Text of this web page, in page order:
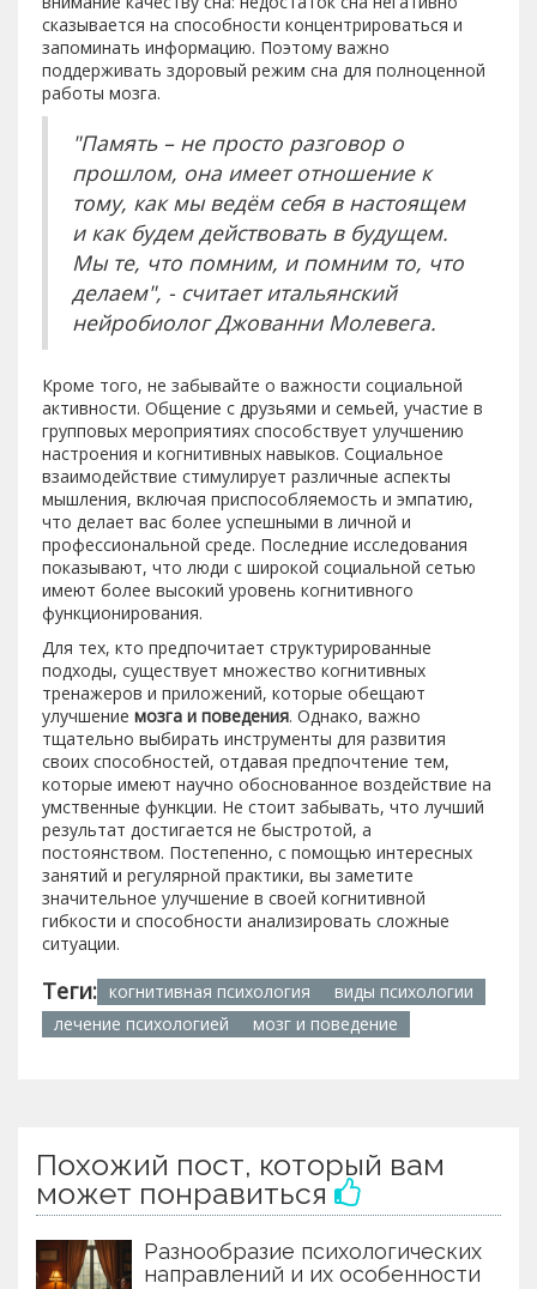
сказывается на способности концентрироваться и
запоминать информацию. Поэтому важно
поддерживать здоровый режим сна для полноценной
работы мозга.
"Память – не просто разговор о
прошлом, она имеет отношение к
тому, как мы ведём себя в настоящем
и как будем действовать в будущем.
Мы те, что помним, и помним то, что
делаем", - считает итальянский
нейробиолог Джованни Молевега.
Кроме того, не забывайте о важности социальной
активности. Общение с друзьями и семьей, участие в
групповых мероприятиях способствует улучшению
настроения и когнитивных навыков. Социальное
взаимодействие стимулирует различные аспекты
мышления, включая приспособляемость и эмпатию,
что делает вас более успешными в личной и
профессиональной среде. Последние исследования
показывают, что люди с широкой социальной сетью
имеют более высокий уровень когнитивного
функционирования.
Для тех, кто предпочитает структурированные
подходы, существует множество когнитивных
тренажеров и приложений, которые обещают
улучшение мозга и поведения. Однако, важно
тщательно выбирать инструменты для развития
своих способностей, отдавая предпочтение тем,
которые имеют научно обоснованное воздействие на
умственные функции. Не стоит забывать, что лучший
результат достигается не быстротой, а
постоянством. Постепенно, с помощью интересных
занятий и регулярной практики, вы заметите
значительное улучшение в своей когнитивной
гибкости и способности анализировать сложные
ситуации.
Теги: когнитивная психология
виды психологии
лечение психологией
мозг и поведение
Похожий пост, который вам
может понравиться
Разнообразие психологических
направлений и их особенности